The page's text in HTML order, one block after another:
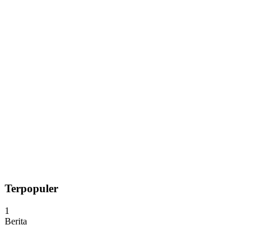
Terpopuler
1
Berita